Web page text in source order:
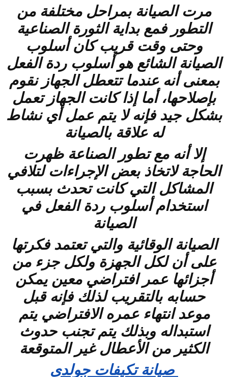
مرت الصيانة بمراحل مختلفة من
التطور فمع بداية الثورة الصناعية
وحتى وقت قريب كان أسلوب
الصيانة الشائع هو أسلوب ردة الفعل
بمعنى أنه عندما تتعطل الجهاز نقوم
بإصلاحها، أما إذا كانت الجهاز تعمل
بشكل جيد فإنه لا يتم عمل أي نشاط
له علاقة بالصيانة
إلا أنه مع تطور الصناعة ظهرت
الحاجة لاتخاذ بعض الإجراءات لتلافي
المشاكل التي كانت تحدث بسبب
استخدام أسلوب ردة الفعل في
الصيانة
الصيانة الوقائية والتي تعتمد فكرتها
على أن لكل الجهزة ولكل جزء من
أجزائها عمر افتراضي معين يمكن
حسابه بالتقريب لذلك فإنه قبل
موعد انتهاء عمره الافتراضي يتم
استبداله وبذلك يتم تجنب حدوث
الكثير من الأعطال غير المتوقعة
صيانة تكيفات جولدى